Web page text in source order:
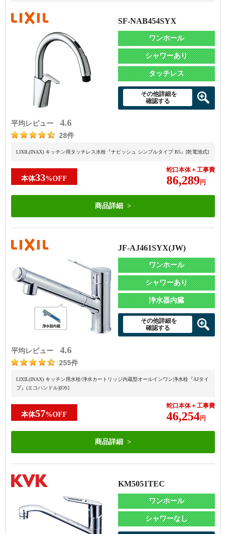
平均レビュー 4.6
28件
SF-NAB454SYX
ワンホール
シャワーあり
タッチレス
その他詳細を
確認する
LIXIL(INAX) キッチン用タッチレス水栓『ナビッシュ シンプルタイプ B5』[乾電池式]
本体33%OFF
蛇口本体＋工事費
86,289円
商品詳細
平均レビュー 4.6
255件
JF-AJ461SYX(JW)
ワンホール
シャワーあり
浄水器内臓
その他詳細を
確認する
LIXIL(INAX) キッチン用水栓/浄水カートリッジ内蔵型オールインワン浄水栓『AJタイ
プ』(エコハンドル)[OS]
本体57%OFF
蛇口本体＋工事費
46,254円
商品詳細
KM5051TEC
ワンホール
シャワーなし